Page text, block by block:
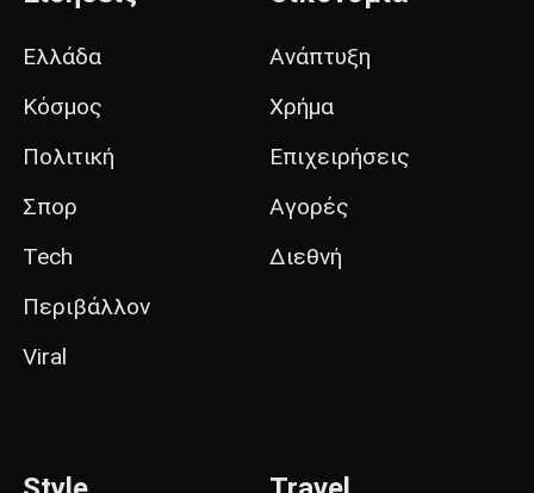
Ελλάδα
Κόσμος
Πολιτική
Σπορ
Tech
Περιβάλλον
Viral
Ανάπτυξη
Χρήμα
Επιχειρήσεις
Αγορές
Διεθνή